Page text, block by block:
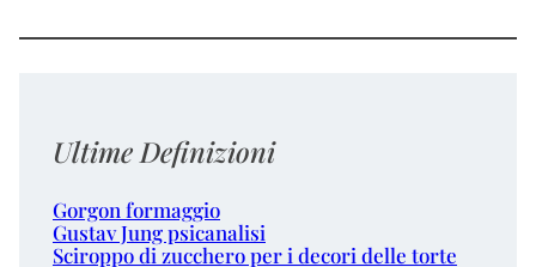
Ultime Definizioni
Gorgon formaggio
Gustav Jung psicanalisi
Sciroppo di zucchero per i decori delle torte